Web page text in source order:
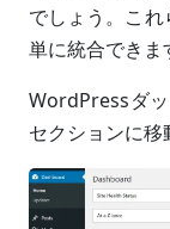
でしょう。こ
単に統合できま
WordPressダ
セクションに移